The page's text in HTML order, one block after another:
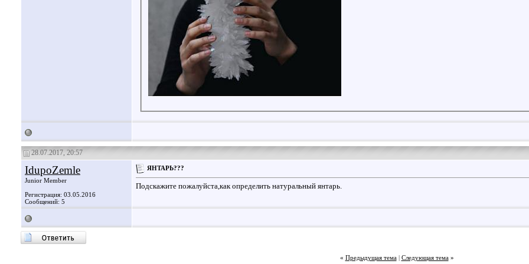
28.07.2017, 20:57
IdupoZemle
Junior Member
Регистрация: 03.05.2016
Сообщений: 5
ЯНТАРЬ???
Подскажите пожалуйста,как определить натуральный янтарь.
« Предыдущая тема| Следующая тема »